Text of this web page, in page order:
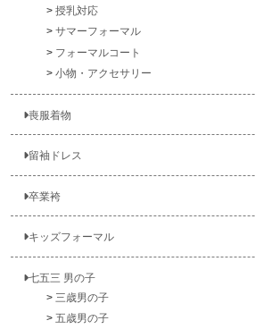
授乳対応
サマーフォーマル
フォーマルコート
小物・アクセサリー
喪服着物
留袖ドレス
卒業袴
キッズフォーマル
七五三 男の子
三歳男の子
五歳男の子